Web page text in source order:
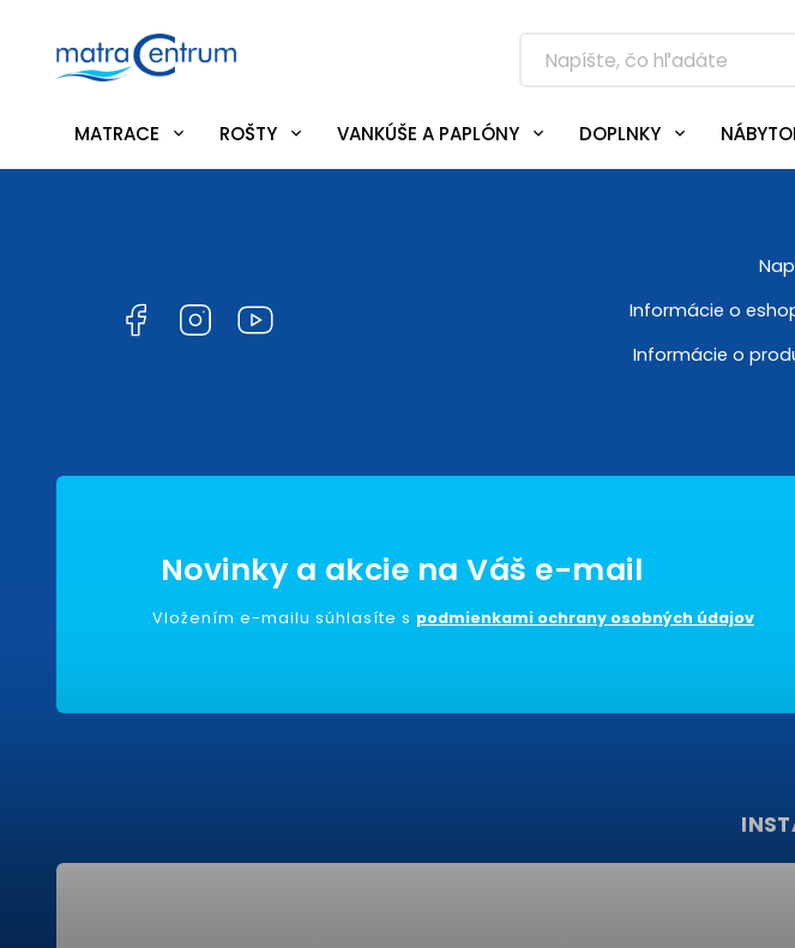
MATRACE ROŠTY VANKÚŠE A PAPLÓNY DOPLNKY
FacebookInstagram
Vložením e-mailu súhlasíte s podmienkami ochrany osobných údajov